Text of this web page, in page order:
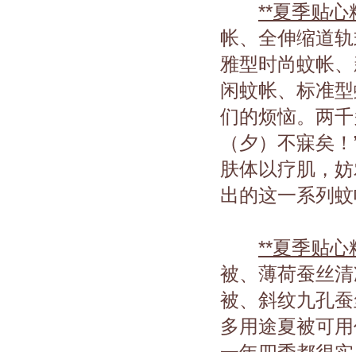
**夏季贴心
帐、全伸缩道
雅型时尚蚊帐
闲蚊帐、标准
们的烦恼。两
（夕）不寐矣
肤体以疗肌，
出的这一系列
**夏季贴心
被、薄荷蚕丝
被、斜纹九孔
多用途夏被可